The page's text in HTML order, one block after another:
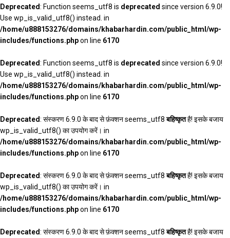
Deprecated: Function seems_utf8 is deprecated since version 6.9.0!
Use wp_is_valid_utf8() instead. in
/home/u888153276/domains/khabarhardin.com/public_html/wp-
includes/functions.phpon line 6170
Deprecated: Function seems_utf8 is deprecated since version 6.9.0!
Use wp_is_valid_utf8() instead. in
/home/u888153276/domains/khabarhardin.com/public_html/wp-
includes/functions.phpon line 6170
Deprecated: संस्करण 6.9.0 के बाद से फ़ंक्शन seems_utf8बहिष्कृतहै! इसके बजाय
wp_is_valid_utf8() का उपयोग करें। in
/home/u888153276/domains/khabarhardin.com/public_html/wp-
includes/functions.phpon line 6170
Deprecated: संस्करण 6.9.0 के बाद से फ़ंक्शन seems_utf8बहिष्कृतहै! इसके बजाय
wp_is_valid_utf8() का उपयोग करें। in
/home/u888153276/domains/khabarhardin.com/public_html/wp-
includes/functions.phpon line 6170
Deprecated: संस्करण 6.9.0 के बाद से फ़ंक्शन seems_utf8बहिष्कृतहै! इसके बजाय